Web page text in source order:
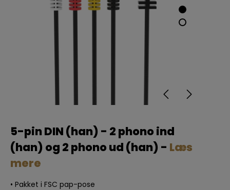
5-pin DIN (han) - 2 phono ind
(han) og 2 phono ud (han) - Læs
mere
• Pakket i FSC pap-pose